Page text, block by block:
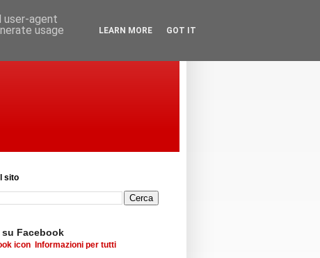
sito
Facebook
Informazioni per tutti
user-agent
usage
LEARN MORE GOT IT